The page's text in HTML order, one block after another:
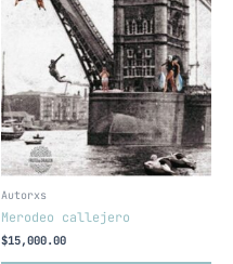
Autorxs
Merodeo callejero
$15,000.00